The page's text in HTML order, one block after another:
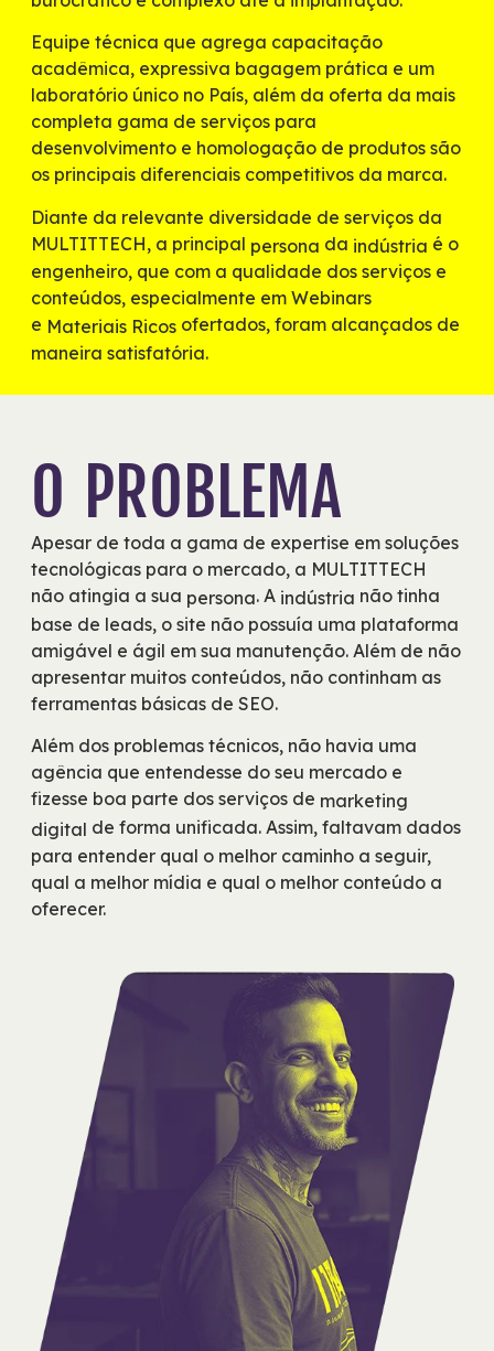
Equipe técnica que agrega capacitação
acadêmica, expressiva bagagem prática e um
laboratório único no País, além da oferta da mais
completa gama de serviços para
desenvolvimento e homologação de produtos são
os principais diferenciais competitivos da marca.
Diante da relevante diversidade de serviços da
MULTITTECH, a principal persona da indústria é o
engenheiro, que com a qualidade dos serviços e
conteúdos, especialmente em Webinars
e Materiais Ricosofertados, foram alcançados de
maneira satisfatória.
O PROBLEMA
Apesar de toda a gama de expertise em soluções
tecnológicas para o mercado, a MULTITTECH
não atingia a sua persona. A indústria não tinha
base de leads, o site não possuía uma plataforma
amigável e ágil em sua manutenção. Além de não
apresentar muitos conteúdos, não continham as
ferramentas básicas de SEO.
Além dos problemas técnicos, não havia uma
agência que entendesse do seu mercado e
fizesse boa parte dos serviços de marketing
digital de forma unificada. Assim, faltavam dados
para entender qual o melhor caminho a seguir,
qual a melhor mídia e qual o melhor conteúdo a
oferecer.